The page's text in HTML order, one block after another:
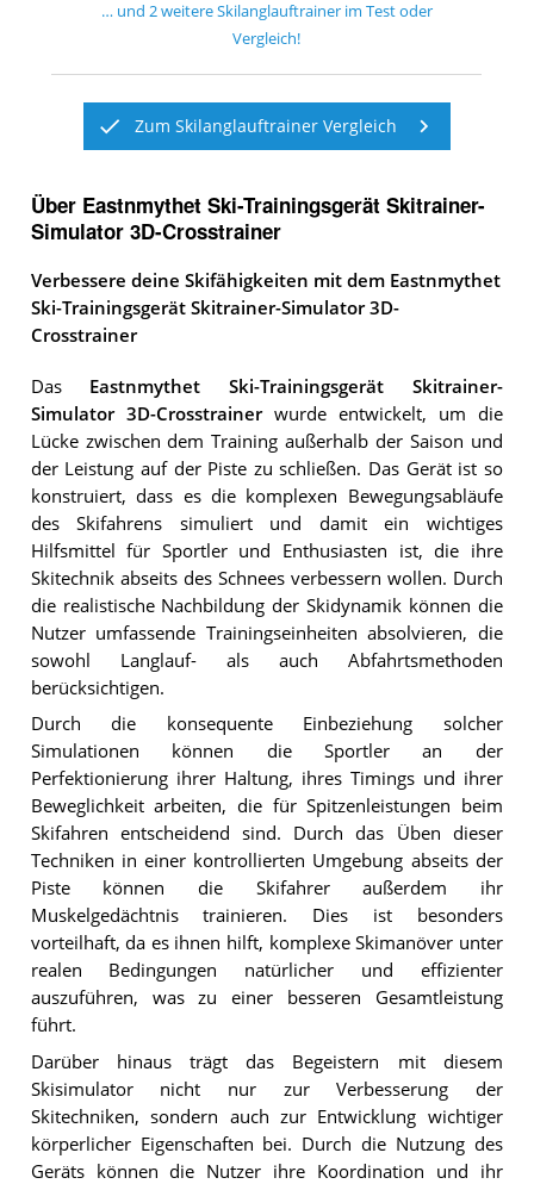
… und 2weitereSkilanglauftrainerim Test oder
Vergleich!
Zum Skilanglauftrainer Vergleich
Über Eastnmythet Ski-Trainingsgerät Skitrainer-
Simulator 3D-Crosstrainer
Verbessere deine Skifähigkeiten mit dem Eastnmythet
Ski-Trainingsgerät Skitrainer-Simulator 3D-
Crosstrainer
Das Eastnmythet Ski-Trainingsgerät Skitrainer-
Simulator 3D-Crosstrainerwurde entwickelt, um die
Lücke zwischen dem Training außerhalb der Saison und
der Leistung auf der Piste zu schließen. Das Gerät ist so
konstruiert, dass es die komplexen Bewegungsabläufe
des Skifahrens simuliert und damit ein wichtiges
Hilfsmittel für Sportler und Enthusiasten ist, die ihre
Skitechnik abseits des Schnees verbessern wollen. Durch
die realistische Nachbildung der Skidynamik können die
Nutzer umfassende Trainingseinheiten absolvieren, die
sowohl Langlauf- als auch Abfahrtsmethoden
berücksichtigen.
Durch die konsequente Einbeziehung solcher
Simulationen können die Sportler an der
Perfektionierung ihrer Haltung, ihres Timings und ihrer
Beweglichkeit arbeiten, die für Spitzenleistungen beim
Skifahren entscheidend sind. Durch das Üben dieser
Techniken in einer kontrollierten Umgebung abseits der
Piste können die Skifahrer außerdem ihr
Muskelgedächtnis trainieren. Dies ist besonders
vorteilhaft, da es ihnen hilft, komplexe Skimanöver unter
realen Bedingungen natürlicher und effizienter
auszuführen, was zu einer besseren Gesamtleistung
führt.
Darüber hinaus trägt das Begeistern mit diesem
Skisimulator nicht nur zur Verbesserung der
Skitechniken, sondern auch zur Entwicklung wichtiger
körperlicher Eigenschaften bei. Durch die Nutzung des
Geräts können die Nutzer ihre Koordination und ihr